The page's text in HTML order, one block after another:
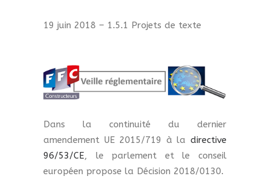
19 juin 2018 – 1.5.1 Projets de texte
Dans la continuité du dernier
amendement UE 2015/719 à la directive
96/53/CE, le parlement et le conseil
européen propose la Décision 2018/0130.